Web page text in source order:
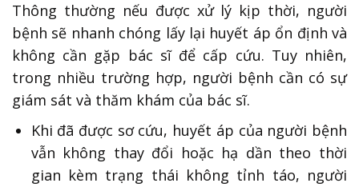
Thông thường nếu được xử lý kịp thời, người
bệnh sẽ nhanh chóng lấy lại huyết áp ổn định và
không cần gặp bác sĩ để cấp cứu. Tuy nhiên,
trong nhiều trường hợp, người bệnh cần có sự
giám sát và thăm khám của bác sĩ.
Khi đã được sơ cứu, huyết áp của người bệnh
vẫn không thay đổi hoặc hạ dần theo thời
gian kèm trạng thái không tỉnh táo, người